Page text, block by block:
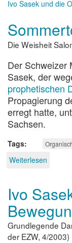
Ivo Sasek und die
Die Weisheit
Der Schweizer
Sasek, der
prophetischen
Propagierung
erregt hatte,
Sachsen.
Tags
Weiterlesen
Ivo
Grundlegende
der EZW, 4/2003)